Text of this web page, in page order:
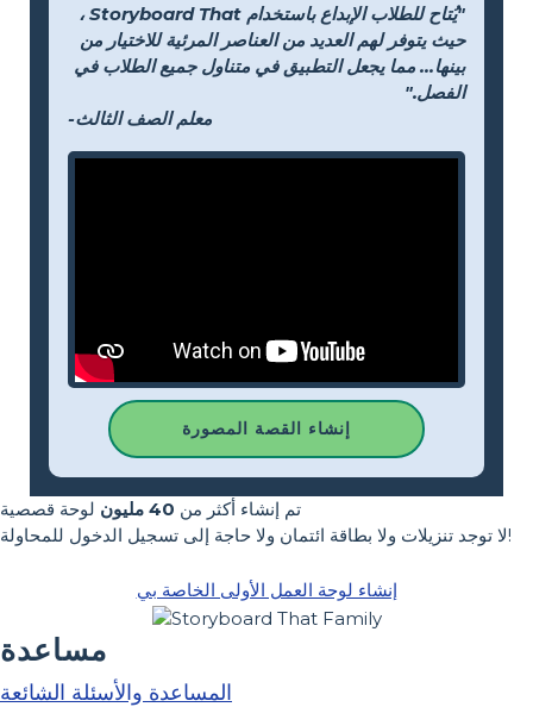
"يُتاح للطلاب الإبداع باستخدام Storyboard That ،
حيث يتوفر لهم العديد من العناصر المرئية للاختيار من
بينها... مما يجعل التطبيق في متناول جميع الطلاب في
الفصل."
-معلم الصف الثالث
إنشاء القصة المصورة
تم إنشاء أكثر من 40 مليون
لوحة قصصية
لا توجد تنزيلات ولا بطاقة ائتمان ولا حاجة إلى تسجيل الدخول للمحاولة!
إنشاء لوحة العمل الأولى الخاصة بي
مساعدة
المساعدة والأسئلة الشائعة